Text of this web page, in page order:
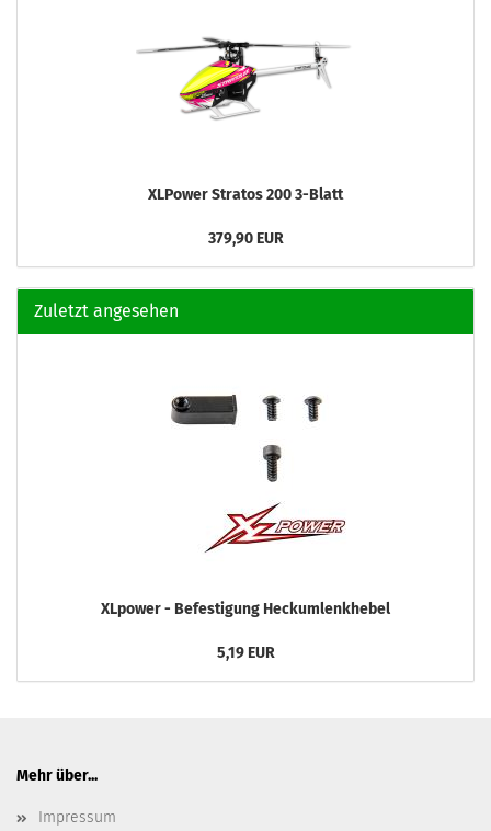
XLPower Stratos 200 3-Blatt
379,90 EUR
Zuletzt angesehen
XLpower - Befestigung Heckumlenkhebel
5,19 EUR
Mehr über...
Impressum